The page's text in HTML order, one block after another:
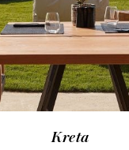
Kreta